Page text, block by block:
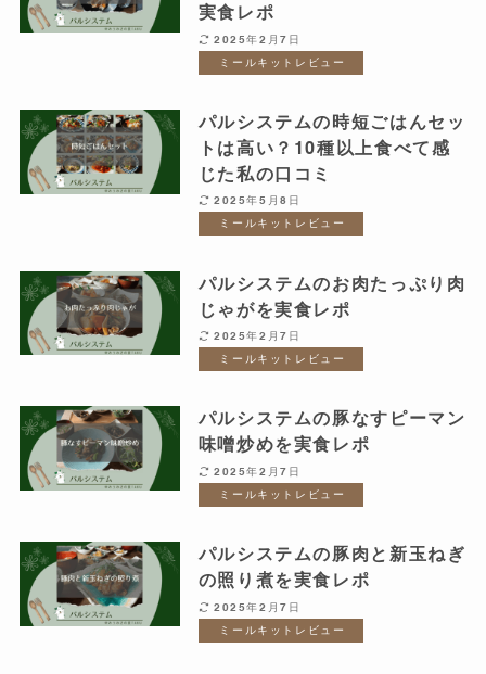
実食レポ
2025年2月7日
ミールキットレビュー
パルシステムの時短ごはんセッ
トは高い？10種以上食べて感
じた私の口コミ
2025年5月8日
ミールキットレビュー
パルシステムのお肉たっぷり肉
じゃがを実食レポ
2025年2月7日
ミールキットレビュー
パルシステムの豚なすピーマン
味噌炒めを実食レポ
2025年2月7日
ミールキットレビュー
パルシステムの豚肉と新玉ねぎ
の照り煮を実食レポ
2025年2月7日
ミールキットレビュー